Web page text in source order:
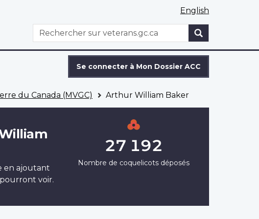
English
WxT
Search
Rechercher
Se connecter à Mon Dossier ACC
du Canada (MVGC) Arthur William Baker
en ajoutant
voir.
27 192
Nombre de coquelicots déposés